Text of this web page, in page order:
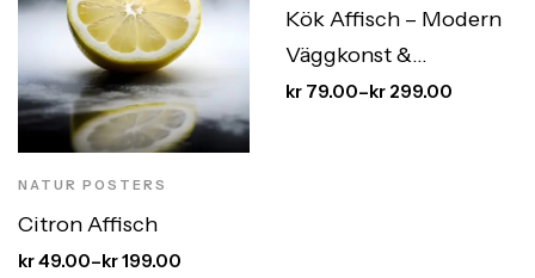
NATUR POSTERS
Citron Affisch
kr49.00–kr199.00
Kök Affisch – Modern
Väggkonst &
Köksinredning med
kr 79.00–kr 299.00